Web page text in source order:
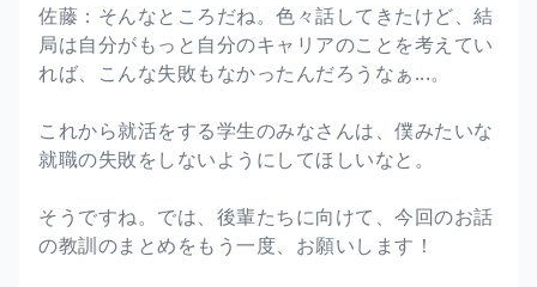
佐藤：そんなところだね。色々話してきたけど、結
局は自分がもっと自分のキャリアのことを考えてい
れば、こんな失敗もなかったんだろうなぁ...。
これから就活をする学生のみなさんは、僕みたいな
就職の失敗をしないようにしてほしいなと。
そうですね。では、後輩たちに向けて、今回のお話
の教訓のまとめをもう一度、お願いします！